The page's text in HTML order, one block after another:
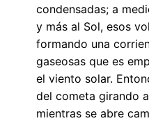
condensadas; a
y más al Sol, esos
formando una
gaseosas que es
el viento solar.
del cometa girando
mientras se abre